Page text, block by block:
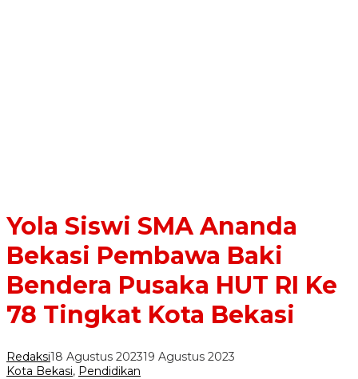
Yola Siswi SMA Ananda
Bekasi Pembawa Baki
Bendera Pusaka HUT RI Ke
78 Tingkat Kota Bekasi
Redaksi18 Agustus 202319 Agustus 2023
Kota Bekasi, Pendidikan